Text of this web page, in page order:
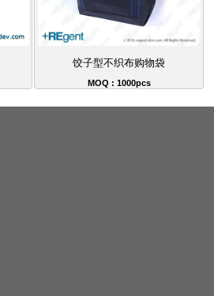
饺子型不织布购物袋
MOQ : 1000pcs